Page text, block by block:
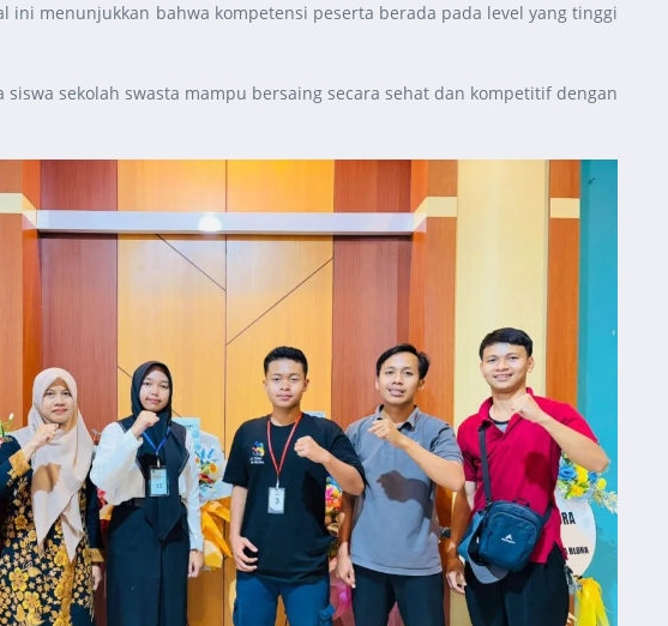
ini menunjukkan bahwa kompetensi peserta berada pada level yang tinggi
sekolah swasta mampu bersaing secara sehat dan kompetitif dengan